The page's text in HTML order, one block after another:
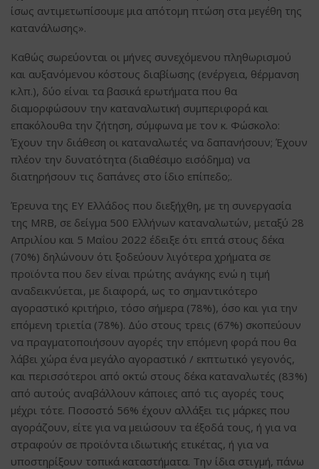
ίσως αντιμετωπίσουμε μια απότομη πτώση στα μεγέθη της
κατανάλωσης».
Καθώς σωρεύονται οι μήνες συνεχόμενου πληθωρισμού
και αυξανόμενου κόστους διαβίωσης (ενέργεια, θέρμανση
κ.λπ.), δύο είναι τα βασικά ερωτήματα που θα
διαμορφώσουν την καταναλωτική συμπεριφορά και
επακόλουθα την ζήτηση, σύμφωνα με τον κ. Φώσκολο:
Έχουν την διάθεση οι καταναλωτές να δαπανήσουν; Έχουν
πλέον την δυνατότητα (διαθέσιμο εισόδημα) να
διατηρήσουν τις δαπάνες στο ίδιο επίπεδο;.
Έρευνα της ΕΥ Ελλάδος που διεξήχθη, με τη συνεργασία
της MRB, σε δείγμα 500 Ελλήνων καταναλωτών, μεταξύ 28
Απριλίου και 5 Μαΐου 2022 έδειξε ότι επτά στους δέκα
(70%) δηλώνουν ότι ξοδεύουν λιγότερα χρήματα σε
προϊόντα που δεν είναι πρώτης ανάγκης ενώ η τιμή
αναδεικνύεται, με διαφορά, ως το σημαντικότερο
αγοραστικό κριτήριο, τόσο σήμερα (78%), όσο και για την
επόμενη τριετία (78%). Δύο στους τρεις (67%) σκοπεύουν
να πραγματοποιήσουν αγορές την επόμενη φορά που θα
λάβει χώρα ένα μεγάλο αγοραστικό / εκπτωτικό γεγονός,
και περισσότεροι από οκτώ στους δέκα καταναλωτές (83%)
από αυτούς αναβάλλουν κάποιες από τις αγορές τους
μέχρι τότε. Ποσοστό 56% έχουν αλλάξει τις μάρκες που
αγοράζουν, είτε για να μειώσουν τα έξοδά τους, ή για να
στραφούν σε προϊόντα ιδιωτικής ετικέτας, ή για να
υποστηρίξουν τοπικά καταστήματα. Την ίδια στιγμή, πάνω